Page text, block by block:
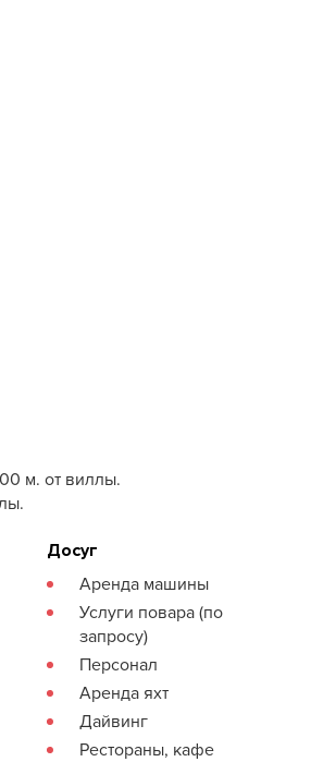
м. от виллы.
Досуг
Аренда машины
Услуги повара (по
запросу)
Персонал
Аренда яхт
Дайвинг
Рестораны, кафе